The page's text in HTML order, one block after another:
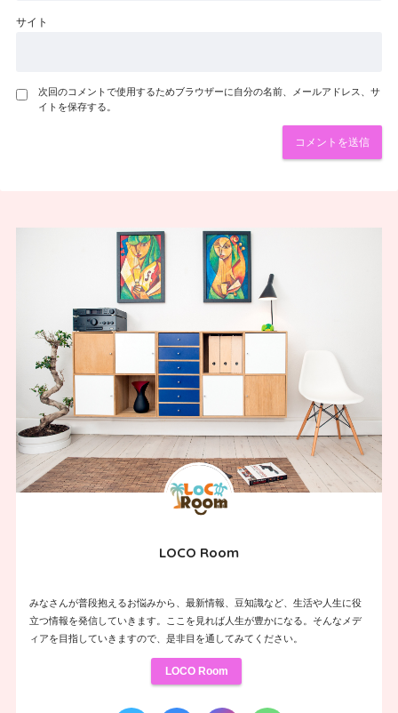
サイト
次回のコメントで使用するためブラウザーに自分の名前、メールアドレス、サ
イトを保存する。
LOCO Room
みなさんが普段抱えるお悩みから、最新情報、豆知識など、生活や人生に役
立つ情報を発信していきます。ここを見れば人生が豊かになる。そんなメデ
ィアを目指していきますので、是非目を通してみてください。
LOCO Room